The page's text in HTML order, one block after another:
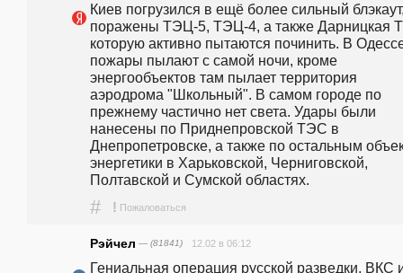
Киев погрузился в ещё более сильный
поражены ТЭЦ-5, ТЭЦ-4, а также Дарницкая
которую активно пытаются починить. В
пожары пылают с самой ночи, кроме
энергообъектов там пылает территория
аэродрома "Школьный". В самом городе по
прежнему частично нет света. Удары были
нанесены по Приднепровской ТЭС в
Днепропетровске, а также по остальным
энергетики в Харьковской, Черниговской,
Полтавской и Сумской областях.
# ! Пожаловаться
Рэйчел — (81841) 12.02 в 06:12
Гениальная операция русской разведки, ВКС